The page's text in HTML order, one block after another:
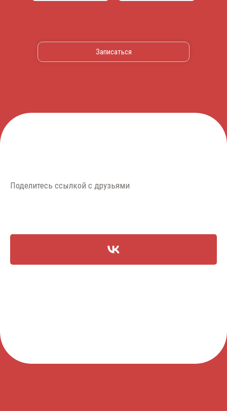
Записаться
Поделитесь ссылкой с друзьями